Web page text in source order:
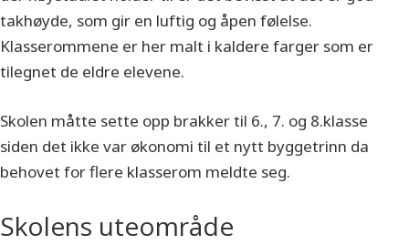
takhøyde, som gir en luftig og åpen følelse.
Klasserommene er her malt i kaldere farger som er
tilegnet de eldre elevene.
Skolen måtte sette opp brakker til 6., 7. og 8.klasse
siden det ikke var økonomi til et nytt byggetrinn da
behovet for flere klasserom meldte seg.
Skolens uteområde